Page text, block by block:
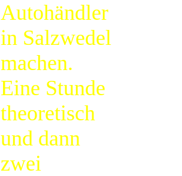
Autohändler
in Salzwedel
machen.
Eine Stunde
theoretisch
und dann
zwei